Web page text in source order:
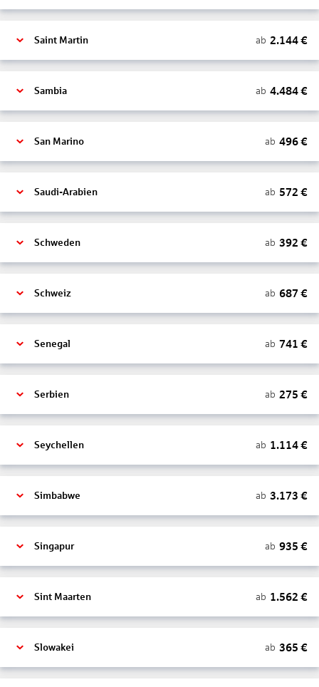
Saint Martin ab 2.144€
Sambia ab 4.484€
San Marino ab 496€
Saudi-Arabien ab 572 €
Schweden ab 392 €
Schweiz ab 687 €
Senegal ab 741 €
Serbien ab 275 €
Seychellen ab 1.114€
Simbabwe ab 3.173 €
Singapur ab 935 €
Sint Maarten ab 1.562 €
Slowakei ab 365 €